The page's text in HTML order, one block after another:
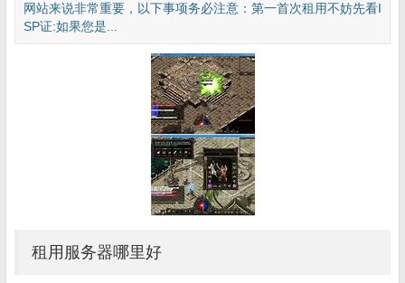
网站来说非常重要，以下事项务必注意：第一首次租用不妨先看I
SP证:如果您是...
租用服务器哪里好